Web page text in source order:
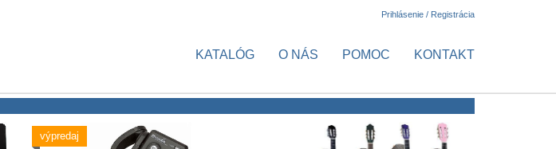
Prihlásenie / Registrácia
KATALÓG O NÁS POMOC KONTAKT
výpredaj